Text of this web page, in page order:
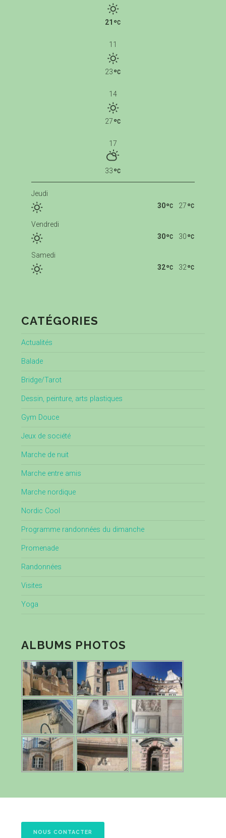
21
11
23
14
27
17
33
Jeudi
27
30
Vendredi
30
30
Samedi
32
32
CATÉGORIES
Actualités
Balade
Bridge/Tarot
Dessin, peinture, arts plastiques
Gym Douce
Jeux de société
Marche de nuit
Marche entre amis
Marche nordique
Nordic Cool
Programme randonnées du dimanche
Promenade
Randonnées
Visites
Yoga
ALBUMS PHOTOS
NOUS CONTACTER